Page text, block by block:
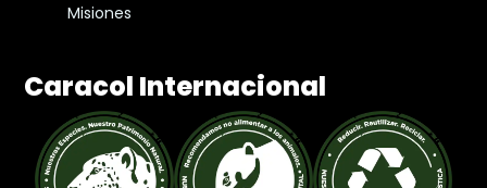
Misiones
Caracol Internacional